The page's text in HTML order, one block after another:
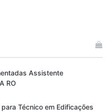
Assistente
RO
Técnico em Edificações